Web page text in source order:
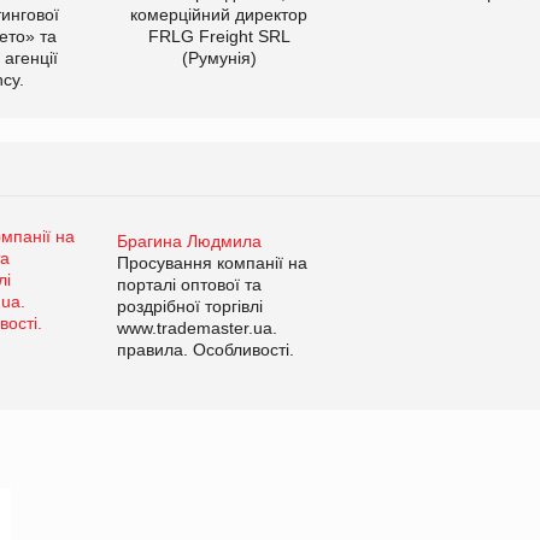
та
комерційний директор
FRLG Freight SRL
(Румунія)
Брагина Людмила
Просування компанії на
порталі оптової та
роздрібної торгівлі
www.trademaster.ua.
правила. Особливості.